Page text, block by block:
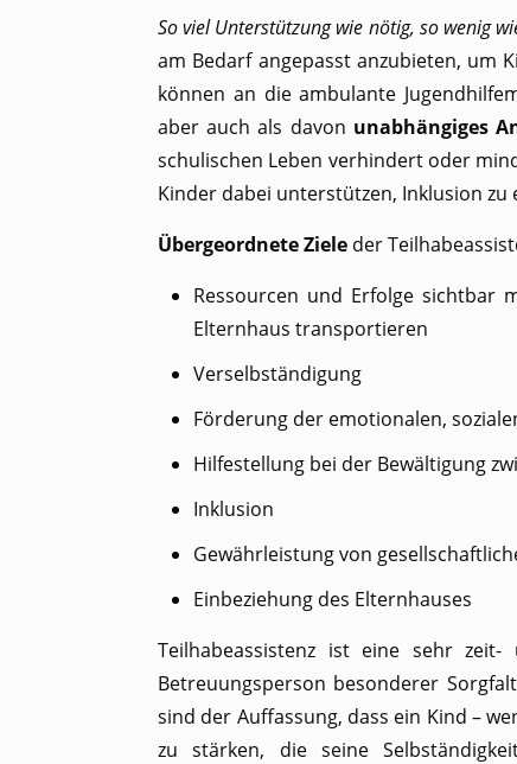
So viel Unterstützung wie nötig, so wenig
am Bedarf angepasst anzubieten, um
können an die ambulante
aber auch als davon unabhängiges
schulischen Leben verhindert oder
Kinder dabei unterstützen, Inklusion
Übergeordnete Ziele der
Ressourcen und Erfolge sichtbar
Elternhaus transportieren
Verselbständigung
Förderung der emotionalen,
Hilfestellung bei der Bewältigung
Inklusion
Gewährleistung von
Einbeziehung des Elternhauses
Teilhabeassistenz ist eine sehr
Betreuungsperson besonderer
sind der Auffassung, dass ein Kind –
zu stärken, die seine